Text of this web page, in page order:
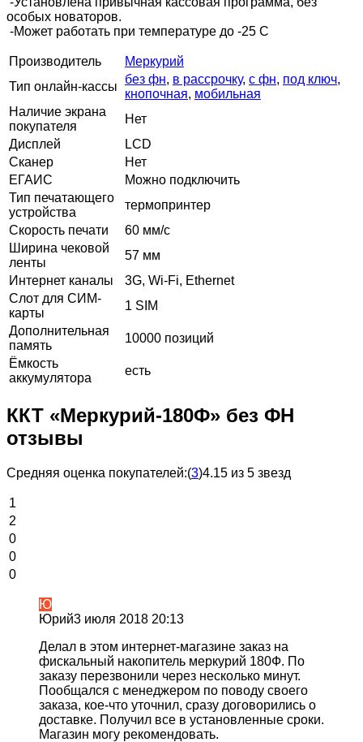
особых новаторов.
-Может работать при температуре до -25 С
Производитель
Меркурий
Тип онлайн-кассы
без фн, в рассрочку, с фн, под ключ,
кнопочная, мобильная
Наличие экрана
покупателя
Нет
Дисплей
LCD
Сканер
Нет
ЕГАИС
Можно подключить
Тип печатающего
устройства
термопринтер
Скорость печати
60 мм/с
Ширина чековой
ленты
57 мм
Интернет каналы
3G, Wi-Fi, Ethernet
Слот для СИМ-
карты
1 SIM
Дополнительная
память
10000 позиций
Ёмкость
аккумулятора
есть
ККТ «Меркурий-180Ф» без ФН
отзывы
Средняя оценка покупателей:(3)4.15 из 5 звезд
1
2
0
0
0
Ю
Юрий3 июля 2018 20:13
Делал в этом интернет-магазине заказ на
фискальный накопитель меркурий 180Ф. По
заказу перезвонили через несколько минут.
Пообщался с менеджером по поводу своего
заказа, кое-что уточнил, сразу договорились о
доставке. Получил все в установленные сроки.
Магазин могу рекомендовать.